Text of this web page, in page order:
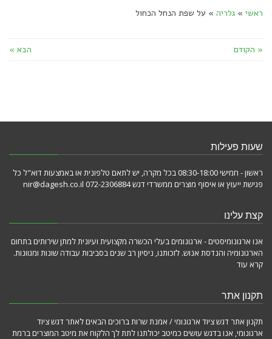
ראשי » גלריה » על שפת הנחל הכחול
« הקודם הבא »
שעות פעילות
ראשון - חמישי 08:30-18:00 בכל מקרה, יש לתאם טלפונית או באמצעות דוא"ל כל
פגישת ייעוץ או איסוף מוצרים ממשרדי דגש 072-2306884 nir@dagesh.co.il
קצת עלינו
אנו ארגונומיסטים - ארגונומים בעלי הכשרה מקצועית ועיונית למתן שירותים בתחום
הארגונומיה והנדסת אנוש. לזכותנו, ניסיון רב שנים בסביבות עבודה שונות ומגוונות.
קרא עוד
תקנון אתר
תקנון אתר דגש ציוד ארגונומי / אמנת שרות ברוכים הבאים לאתר דגש ציוד
ארגונומי, אנו בדגש עושים כמיטב יכולתנו לתת לך הלקוח את מיטב המוצרים ברמת